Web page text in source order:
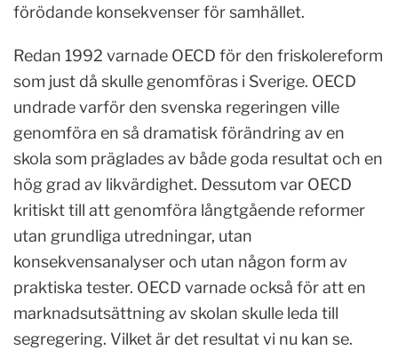
förödande konsekvenser för samhället.
Redan 1992 varnade OECD för den friskolereform
som just då skulle genomföras i Sverige. OECD
undrade varför den svenska regeringen ville
genomföra en så dramatisk förändring av en
skola som präglades av både goda resultat och en
hög grad av likvärdighet. Dessutom var OECD
kritiskt till att genomföra långtgående reformer
utan grundliga utredningar, utan
konsekvensanalyser och utan någon form av
praktiska tester. OECD varnade också för att en
marknadsutsättning av skolan skulle leda till
segregering. Vilket är det resultat vi nu kan se.